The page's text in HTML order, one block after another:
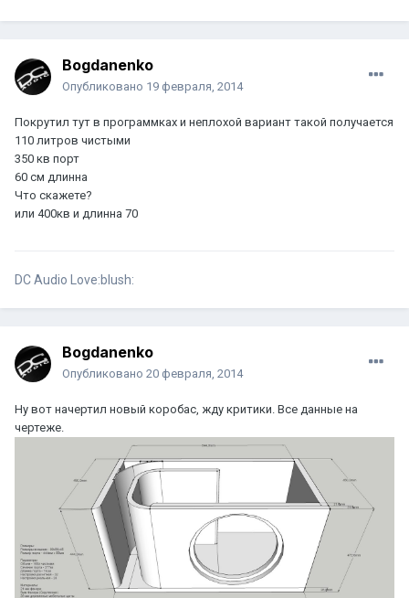
Bogdanenko
Опубликовано 19 февраля, 2014
Покрутил тут в программках и неплохой вариант такой получается
110 литров чистыми
350 кв порт
60 см длинна
Что скажете?
или 400кв и длинна 70
DC Audio Love:blush:
Bogdanenko
Опубликовано 20 февраля, 2014
Ну вот начертил новый коробас, жду критики. Все данные на
чертеже.